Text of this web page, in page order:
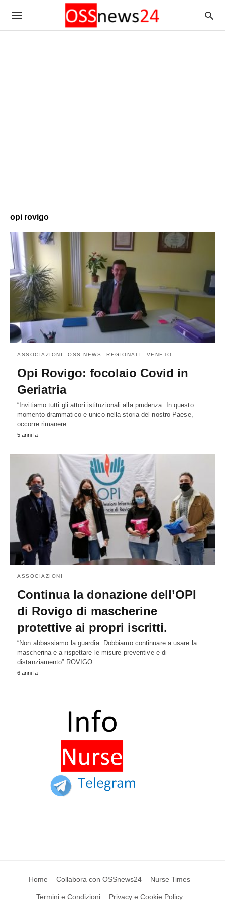
opi rovigo
ASSOCIAZIONI OSS NEWS REGIONALI VENETO
Opi Rovigo: focolaio Covid in
Geriatria
“Invitiamo tutti gli attori istituzionali alla prudenza. In questo
momento drammatico e unico nella storia del nostro Paese,
occorre rimanere…
5 anni fa
ASSOCIAZIONI
Continua la donazione dell’OPI
di Rovigo di mascherine
protettive ai propri iscritti.
“Non abbassiamo la guardia. Dobbiamo continuare a usare la
mascherina e a rispettare le misure preventive e di
distanziamento” ROVIGO…
6 anni fa
Home Collabora con OSSnews24 Nurse Times
Termini e Condizioni Privacy e Cookie Policy